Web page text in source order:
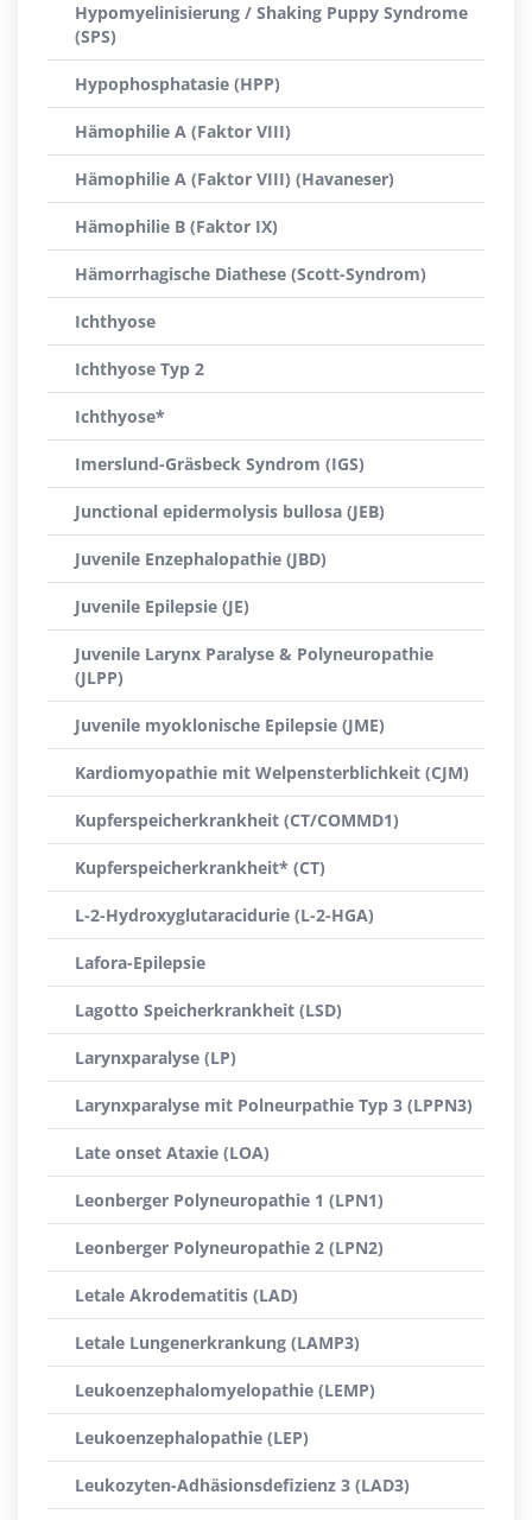
Hypomyelinisierung / Shaking Puppy Syndrome
(SPS)
Hypophosphatasie (HPP)
Hämophilie A (Faktor VIII)
Hämophilie A (Faktor VIII) (Havaneser)
Hämophilie B (Faktor IX)
Hämorrhagische Diathese (Scott-Syndrom)
Ichthyose
Ichthyose Typ 2
Ichthyose*
Imerslund-Gräsbeck Syndrom (IGS)
Junctional epidermolysis bullosa (JEB)
Juvenile Enzephalopathie (JBD)
Juvenile Epilepsie (JE)
Juvenile Larynx Paralyse & Polyneuropathie
(JLPP)
Juvenile myoklonische Epilepsie (JME)
Kardiomyopathie mit Welpensterblichkeit (CJM)
Kupferspeicherkrankheit (CT/COMMD1)
Kupferspeicherkrankheit* (CT)
L-2-Hydroxyglutaracidurie (L-2-HGA)
Lafora-Epilepsie
Lagotto Speicherkrankheit (LSD)
Larynxparalyse (LP)
Larynxparalyse mit Polneurpathie Typ 3 (LPPN3)
Late onset Ataxie (LOA)
Leonberger Polyneuropathie 1 (LPN1)
Leonberger Polyneuropathie 2 (LPN2)
Letale Akrodematitis (LAD)
Letale Lungenerkrankung (LAMP3)
Leukoenzephalomyelopathie (LEMP)
Leukoenzephalopathie (LEP)
Leukozyten-Adhäsionsdefizienz 3 (LAD3)